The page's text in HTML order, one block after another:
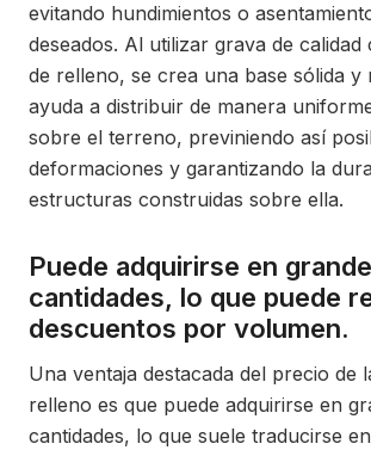
evitando hundimientos o
deseados. Al utilizar grava de calidad
de relleno, se crea una base sólida y
ayuda a distribuir de manera
sobre el terreno, previniendo así
deformaciones y garantizando la
estructuras construidas sobre ella.
Puede adquirirse en
cantidades, lo que puede
descuentos por volumen.
Una ventaja destacada del precio de
relleno es que puede adquirirse en
cantidades, lo que suele traducirse